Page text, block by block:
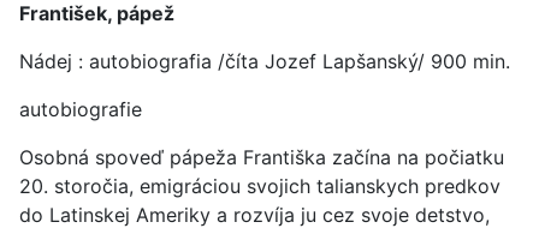
František, pápež
Nádej : autobiografia /číta Jozef Lapšanský/ 900 min.
autobiografie
Osobná spoveď pápeža Františka začína na počiatku
20. storočia, emigráciou svojich talianskych predkov
do Latinskej Ameriky a rozvíja ju cez svoje detstvo,